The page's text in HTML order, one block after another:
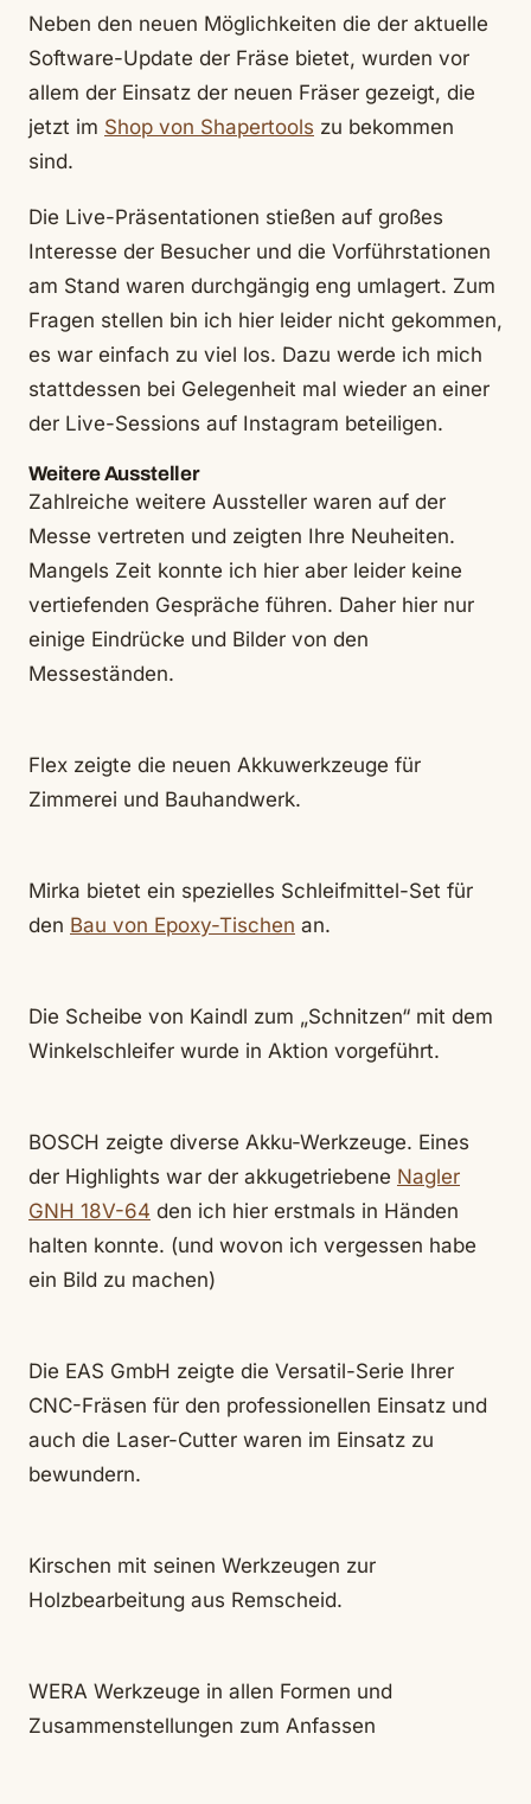
Neben den neuen Möglichkeiten die der aktuelle
Software-Update der Fräse bietet, wurden vor
allem der Einsatz der neuen Fräser gezeigt, die
jetzt im Shop von Shapertools zu bekommen
sind.
Die Live-Präsentationen stießen auf großes
Interesse der Besucher und die Vorführstationen
am Stand waren durchgängig eng umlagert. Zum
Fragen stellen bin ich hier leider nicht gekommen,
es war einfach zu viel los. Dazu werde ich mich
stattdessen bei Gelegenheit mal wieder an einer
der Live-Sessions auf Instagram beteiligen.
Weitere Aussteller
Zahlreiche weitere Aussteller waren auf der
Messe vertreten und zeigten Ihre Neuheiten.
Mangels Zeit konnte ich hier aber leider keine
vertiefenden Gespräche führen. Daher hier nur
einige Eindrücke und Bilder von den
Messeständen.
Flex zeigte die neuen Akkuwerkzeuge für
Zimmerei und Bauhandwerk.
Mirka bietet ein spezielles Schleifmittel-Set für
den Bau von Epoxy-Tischen an.
Die Scheibe von Kaindl zum „Schnitzen“ mit dem
Winkelschleifer wurde in Aktion vorgeführt.
BOSCH zeigte diverse Akku-Werkzeuge. Eines
der Highlights war der akkugetriebene Nagler
GNH 18V-64 den ich hier erstmals in Händen
halten konnte. (und wovon ich vergessen habe
ein Bild zu machen)
Die EAS GmbH zeigte die Versatil-Serie Ihrer
CNC-Fräsen für den professionellen Einsatz und
auch die Laser-Cutter waren im Einsatz zu
bewundern.
Kirschen mit seinen Werkzeugen zur
Holzbearbeitung aus Remscheid.
WERA Werkzeuge in allen Formen und
Zusammenstellungen zum Anfassen